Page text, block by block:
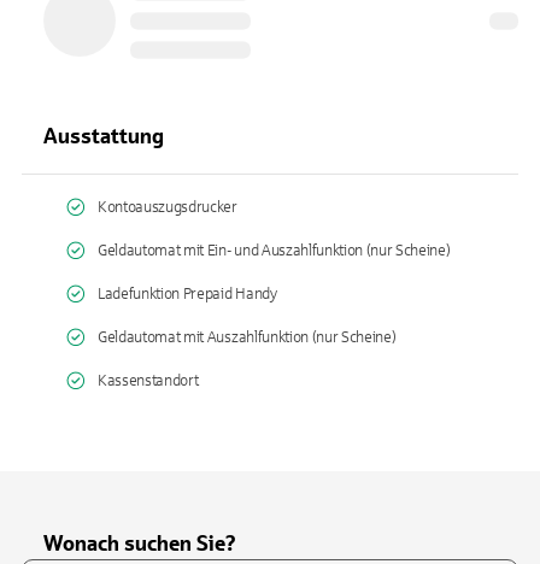
Ausstattung
Kontoauszugsdrucker
Geldautomat mit Ein- und Auszahlfunktion (nur Scheine)
Ladefunktion Prepaid Handy
Geldautomat mit Auszahlfunktion (nur Scheine)
Kassenstandort
Wonach suchen Sie?